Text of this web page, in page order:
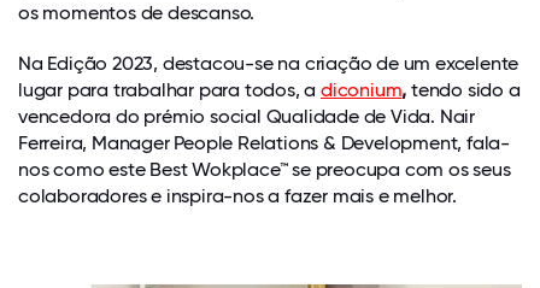
os momentos de descanso.
Na Edição 2023, destacou-se na criação de um excelente
lugar para trabalhar para todos, adiconium, tendo sido a
vencedora do prémio social Qualidade de Vida. Nair
Ferreira, Manager People Relations & Development, fala-
nos como este Best Wokplace™ se preocupa com os seus
colaboradores e inspira-nos a fazer mais e melhor.